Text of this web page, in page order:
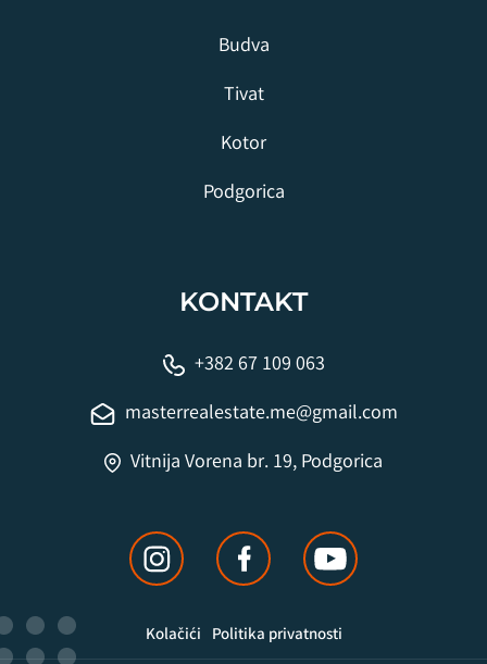
Kolačići Politika privatnosti
Budva
Tivat
Kotor
Podgorica
KONTAKT
+382 67 109 063
masterrealestate.me@gmail.com
Vitnija Vorena br. 19, Podgorica